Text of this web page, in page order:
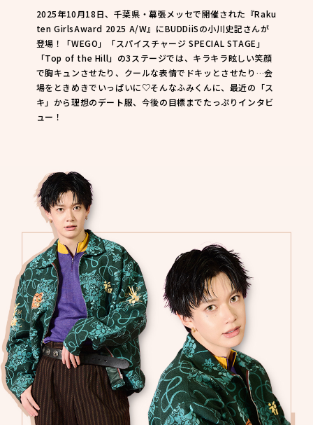
2025年10月18日、千葉県・幕張メッセで開催された『Raku
ten GirlsAward 2025 A/W』にBUDDiiSの小川史記さんが
登場！「WEGO」「スパイスチャージ SPECIAL STAGE」
「Top of the Hill」の3ステージでは、キラキラ眩しい笑顔
で胸キュンさせたり、クールな表情でドキッとさせたり…会
場をときめきでいっぱいに♡そんなふみくんに、最近の「ス
キ」から理想のデート服、今後の目標までたっぷりインタビ
ュー！